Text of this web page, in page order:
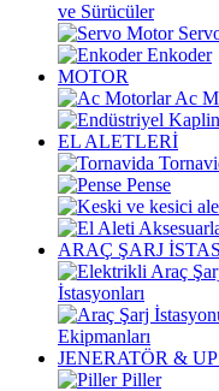
ve Sürücüler
Enkoder
MOTOR
Ac
EL ALETLERİ
Pense
ARAÇ ŞARJ
İstasyonları
Ekipmanları
JENERATÖR &
Piller